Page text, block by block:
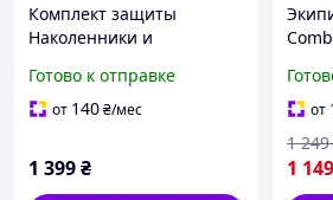
Комплект защиты
Наколенники и
пластиковые,
износостойкие, черного
free-shopping-
Готово к отправке
от 140₴/мес
1 399₴
от
1 149
1 249